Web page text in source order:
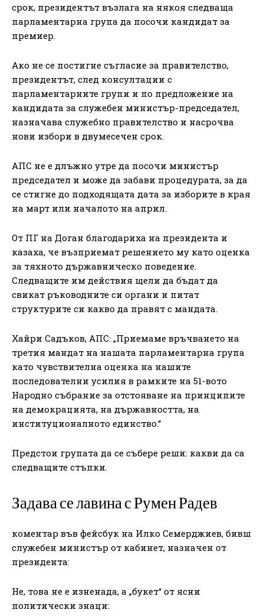
срок, президентът възлага на някоя следваща
парламентарна група да посочи кандидат за
премиер.
Ако не се постигне съгласие за правителство,
президентът, след консултации с
парламентарните групи и по предложение на
кандидата за служебен министър-председател,
назначава служебно правителство и насрочва
нови избори в двумесечен срок.
АПС не е длъжно утре да посочи министър
председател и може да забави процедурата, за да
се стигне до подходящата дата за изборите в края
на март или началото на април.
От ПГ на Доган благодариха на президента и
казаха, че възприемат решението му като оценка
за тяхното държавническо поведение.
Следващите им действия щели да бъдат да
свикат ръководните си органи и питат
структурите си какво да правят с мандата.
Хайри Садъков, АПС: „Приемаме връчването на
третия мандат на нашата парламентарна група
като чувствителна оценка на нашите
последователни усилия в рамките на 51-вото
Народно събрание за отстояване на принципите
на демокрацията, на държавността, на
институционалното единство.“
Предстои групата да се събере реши: какви да са
следващите стъпки.
Задава се лавина с Румен Радев
коментар във фейсбук на Илко Семерджиев, бивш
служебен министър от кабинет, назначен от
президента:
Не, това не е изненада, а „букет“ от ясни
политически знаци: